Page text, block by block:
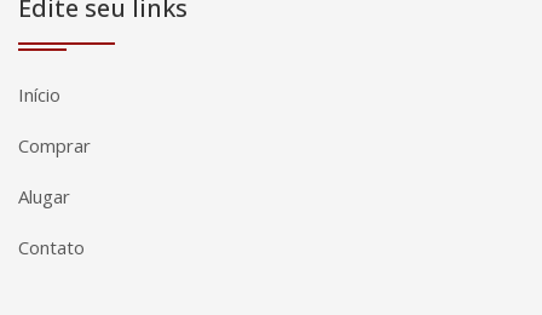
Edite seu links
Início
Comprar
Alugar
Contato